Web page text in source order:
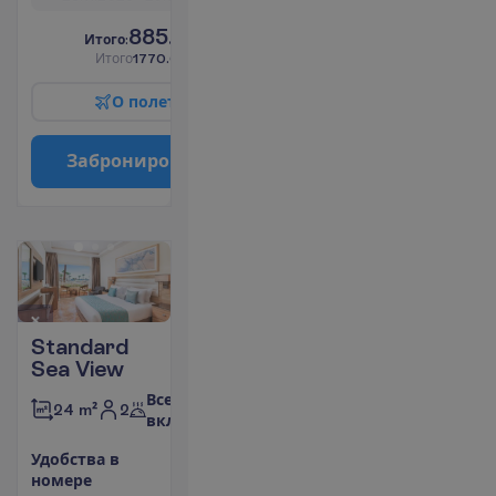
И того:885.00
Итого1770.00
О полет
Заброниро
Standard
Sea View
24 m² 2
Все
включено
Удобства в
номере